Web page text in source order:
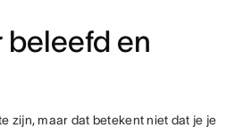
beleefd en
zijn, maar dat betekent niet dat je je